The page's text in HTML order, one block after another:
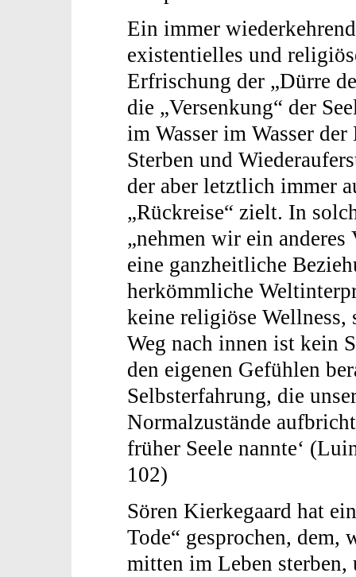
Ein immer
existentielles und
Erfrischung der „Dürre
die „Versenkung“ der
im Wasser im Wasser
Sterben und
der aber letztlich immer
„Rückreise“ zielt. In
„nehmen wir ein
eine ganzheitliche
herkömmliche
keine religiöse
Weg nach innen ist kein
den eigenen Gefühlen
Selbsterfahrung, die
Normalzustände
früher Seele nannte‘
102)
Sören Kierkegaard hat
Tode“ gesprochen, dem,
mitten im Leben sterben,